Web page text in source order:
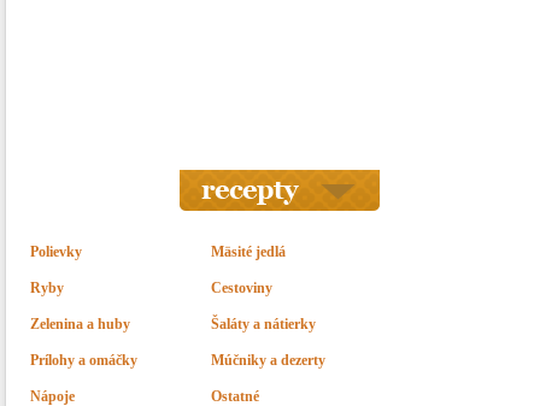
Polievky Mäsité jedlá
Ryby Cestoviny
Zelenina a huby Šaláty a nátierky
Prílohy a omáčky Múčniky a dezerty
Nápoje Ostatné